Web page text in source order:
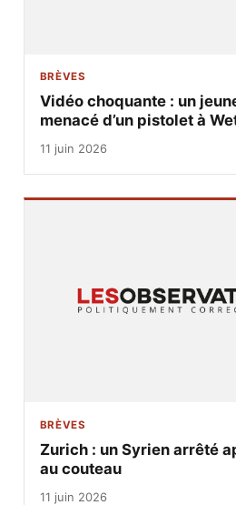
BRÈVES
Vidéo choquante : un
menacé d’un pistolet à
11 juin 2026
BRÈVES
Zurich : un Syrien arrêté
au couteau
11 juin 2026